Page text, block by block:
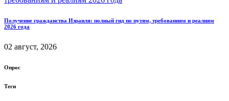
Получение гражданства Израиля: полный гид по путям, требованиям и реалиям
2026 года
02 август, 2026
Опрос
Теги